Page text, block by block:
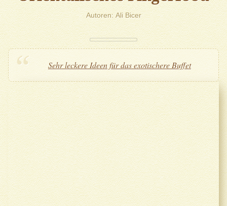
Autoren Ali Bicer
Sehr leckere Ideen für das exotischere Buffet